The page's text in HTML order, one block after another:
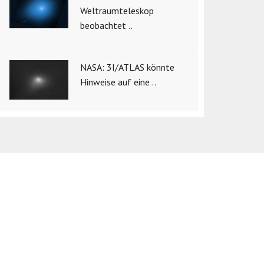
Weltraumteleskop
beobachtet ..
NASA: 3I/ATLAS könnte
Hinweise auf eine ..